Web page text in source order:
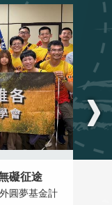
礙征途
圓夢基金計